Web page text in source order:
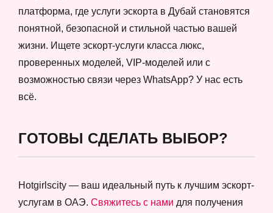
платформа, где услуги эскорта в Дубай становятся
понятной, безопасной и стильной частью вашей
жизни. Ищете эскорт-услуги класса люкс,
проверенных моделей, VIP-моделей или с
возможностью связи через WhatsApp? У нас есть
всё.
ГОТОВЫ СДЕЛАТЬ ВЫБОР?
Hotgirlscity — ваш идеальный путь к лучшим эскорт-
услугам в ОАЭ. Свяжитесь с нами для получения